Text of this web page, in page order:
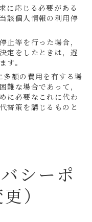
に応じる必要がある
該個人情報の利用停
止等を行った場合，
定をしたときは，遅
す。
額の費用を有する場
難な場合であって，
に必要なこれに代わ
替策を講じるものと
シーポ
）